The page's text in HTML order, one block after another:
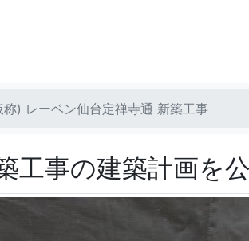
称) レーベン仙台定禅寺通 新築工事
工事の建築計画を